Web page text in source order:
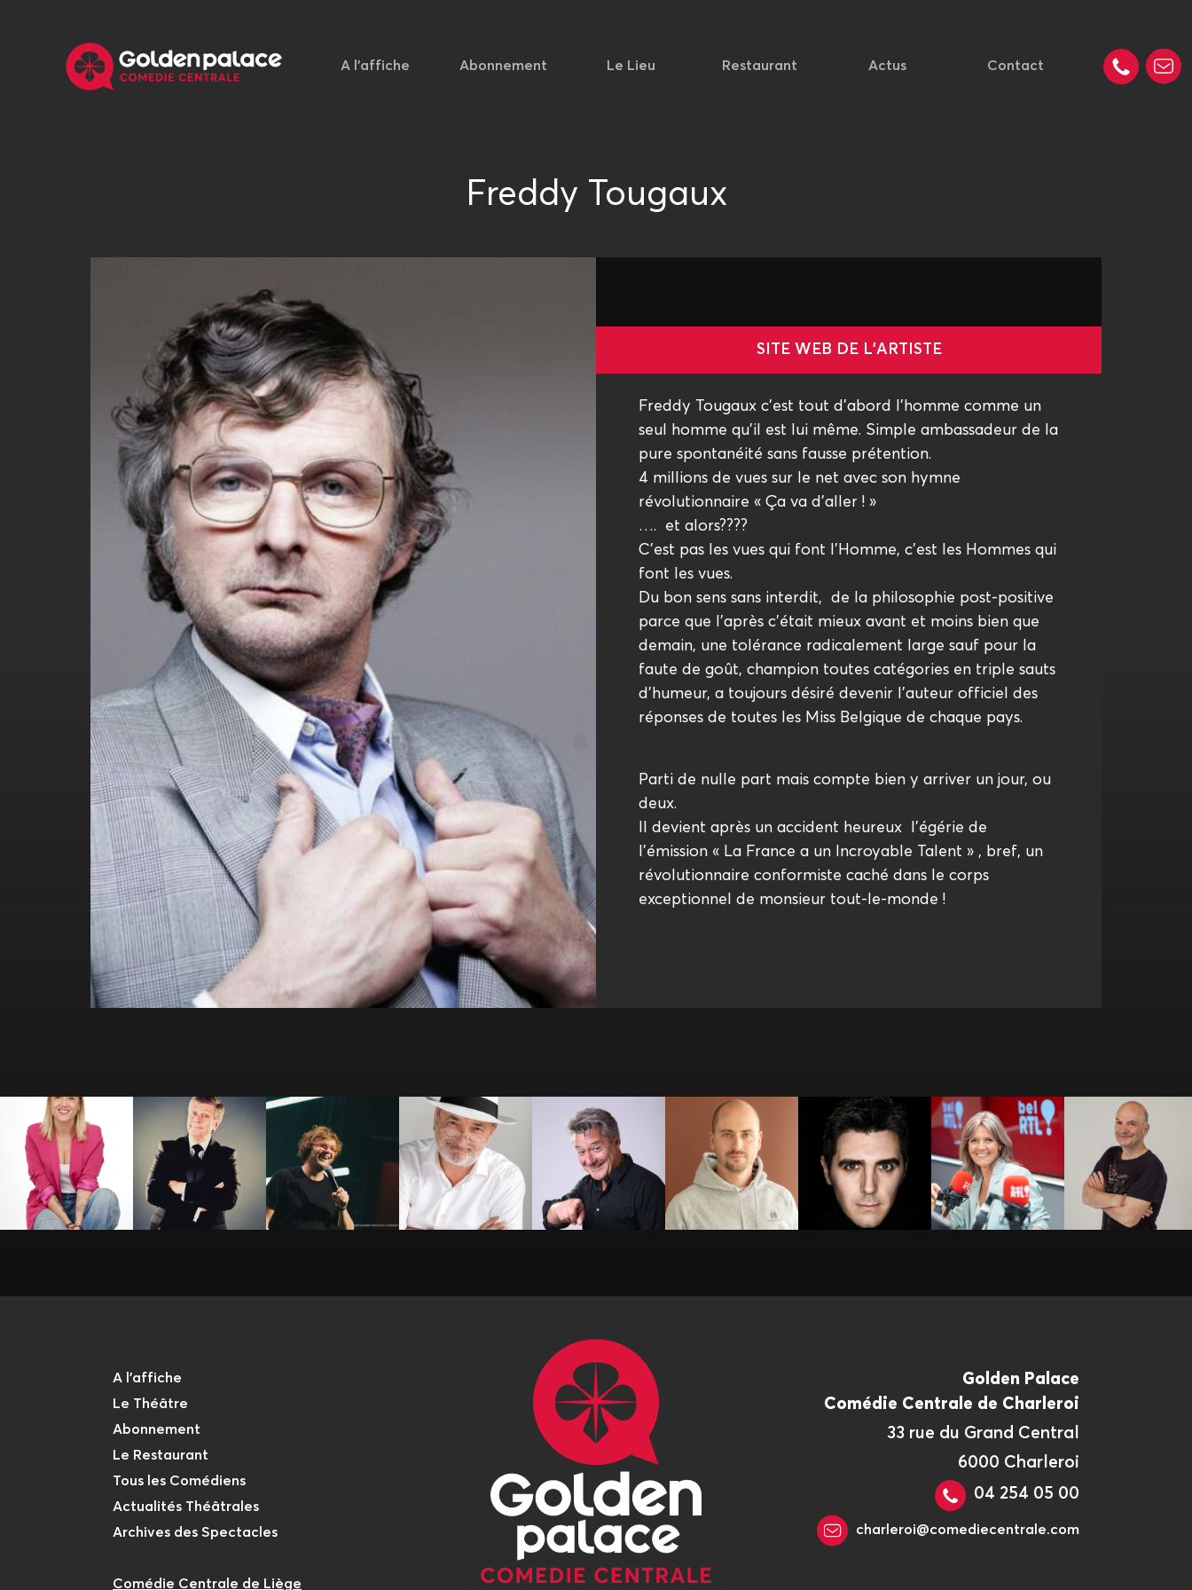
A l'affiche Abonnement Le Lieu Restaurant Actus Contact
Freddy Tougaux
SITE WEB DE L'ARTISTE
Freddy Tougaux c’est tout d’abord l’homme comme un
seul homme qu’il est lui même. Simple ambassadeur de la
pure spontanéité sans fausse prétention.
4 millions de vues sur le net avec son hymne
révolutionnaire « Ça va d’aller ! »
…. et alors????
C’est pas les vues qui font l’Homme, c’est les Hommes qui
font les vues.
Du bon sens sans interdit, de la philosophie post-positive
parce que l’après c’était mieux avant et moins bien que
demain, une tolérance radicalement large sauf pour la
faute de goût, champion toutes catégories en triple sauts
d’humeur, a toujours désiré devenir l’auteur officiel des
réponses de toutes les Miss Belgique de chaque pays.
Parti de nulle part mais compte bien y arriver un jour, ou
deux.
Il devient après un accident heureux l’égérie de
l’émission « La France a un Incroyable Talent » , bref, un
révolutionnaire conformiste caché dans le corps
exceptionnel de monsieur tout-le-monde !
Amandine Elsen André Lamy Antek Antoine Beauville
Antoine
Vandenberghe
Arthur Loisel Benjamin Ghislain
Bérénice
Bourgueil
Bernard
LEFRANCQ
A l'affiche
Le Théâtre
Abonnement
Le Restaurant
Tous les Comédiens
Actualités Théâtrales
Archives des Spectacles
Comédie Centrale de Liège
Golden Palace
Comédie Centrale de Charleroi
33 rue du Grand Central
6000 Charleroi
04 254 05 00
charleroi@comediecentrale.com